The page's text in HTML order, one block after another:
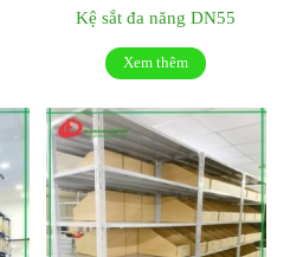
Kệ sắt đa năng DN55
Xem thêm